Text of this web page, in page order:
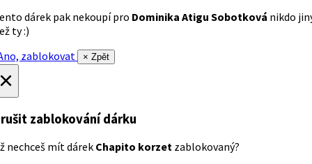
dárek pak nekoupí pro Dominika Atigu Sobotková nikdo
ty :)
zablokovat
× Zpět
zablokování dárku
nechceš mít dárek Chapito korzet zablokovaný?